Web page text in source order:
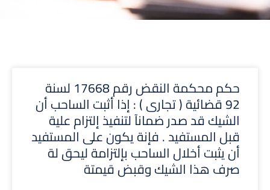
حكم محكمة النقض رقم 17668 لسنة
92 قضائية ( تجارى ) : إذا أثبت الساحب أن
الشيك قد صدر ضمانآ لتنفيذ إلتزام علية
قبل المستفيد . فإنة يكون على المستفيد
أن يثبت أخلال الساحب بإلتزامة ليحق لة
صرف هذا الشيك وقبض قيمتة